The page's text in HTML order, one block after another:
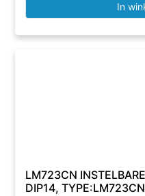
In
LM723CN
DIP14, TYPE:LM723CN